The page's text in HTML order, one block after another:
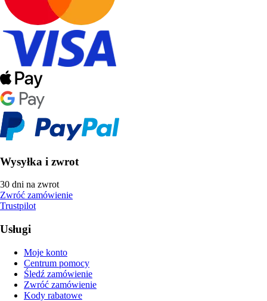
Wysyłka i zwrot
30 dni na zwrot
Zwróć zamówienie
Trustpilot
Usługi
Moje konto
Centrum pomocy
Śledź zamówienie
Zwróć zamówienie
Kody rabatowe